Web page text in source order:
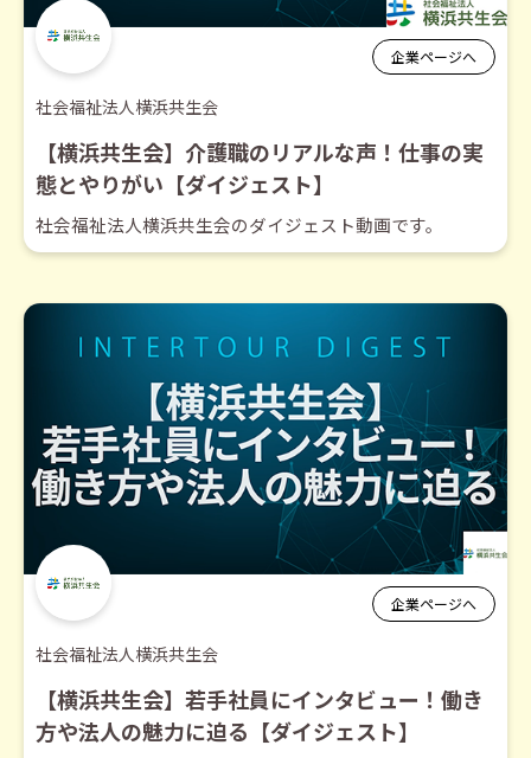
企業ページへ
社会福祉法人横浜共生会
【横浜共生会】介護職のリアルな声！仕事の実
態とやりがい【ダイジェスト】
社会福祉法人横浜共生会のダイジェスト動画です。
企業ページへ
社会福祉法人横浜共生会
【横浜共生会】若手社員にインタビュー！働き
方や法人の魅力に迫る【ダイジェスト】